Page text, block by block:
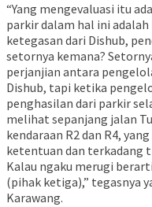
“Yang mengevaluasi itu
parkir dalam hal ini adalah
ketegasan dari Dishub,
setornya kemana?
perjanjian antara
Dishub, tapi ketika
penghasilan dari parkir
melihat sepanjang jalan
kendaraan R2 dan R4,
ketentuan dan terkadang
Kalau ngaku merugi
(pihak ketiga),” tegasnya
Karawang.